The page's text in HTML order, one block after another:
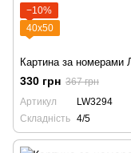
−10%
40х50
330 грн 367 грн
Артикул
LW3294
Складність 4/5